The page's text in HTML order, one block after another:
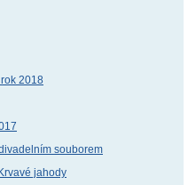
2018
souborem
jahody